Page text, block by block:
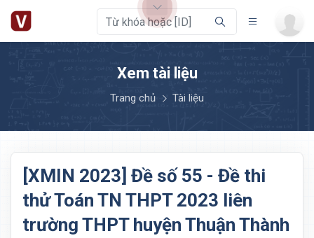
Xem tài liệu
Trang chủ Tài liệu
[XMIN 2023] Đề số 55 - Đề thi
thử Toán TN THPT 2023 liên
trường THPT huyện Thuận Thành